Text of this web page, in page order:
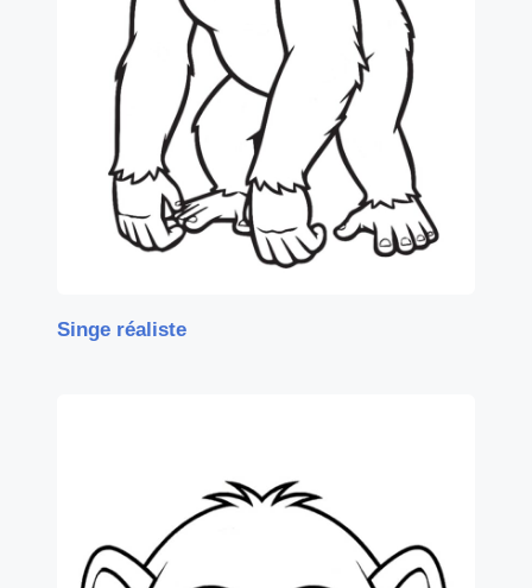
Singe réaliste